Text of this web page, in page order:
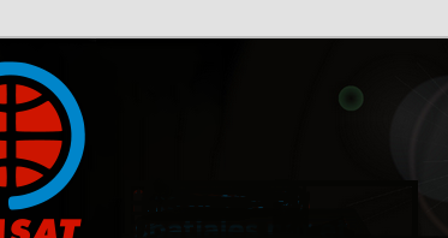
AMSAT Francophone